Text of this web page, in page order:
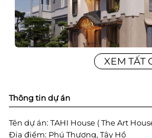
XEM TẤT
Thông tin dự án
Tên dự án: TAHI House ( The Art
Địa điểm: Phú Thượng, Tây Hồ